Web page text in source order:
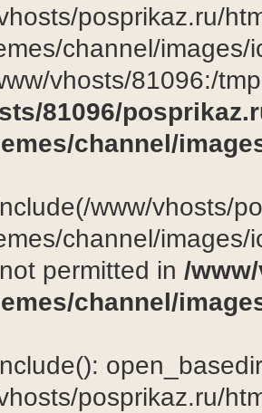
posprikaz.ru/
channel/
vhosts/81096:/
81096/
channel/
www/vhosts/
channel/
permitted in /
channel/
posprikaz.ru/